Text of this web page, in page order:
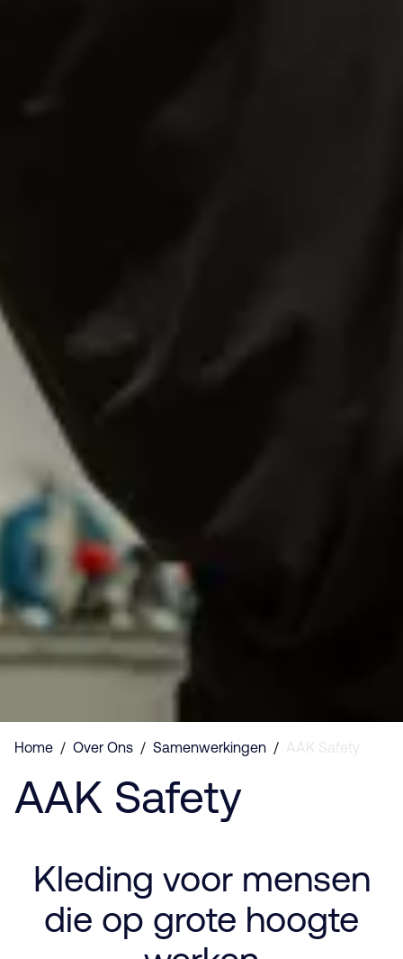
Home / Over Ons / Samenwerkingen / AAK Safety
AAK Safety
Kleding voor mensen
die op grote hoogte